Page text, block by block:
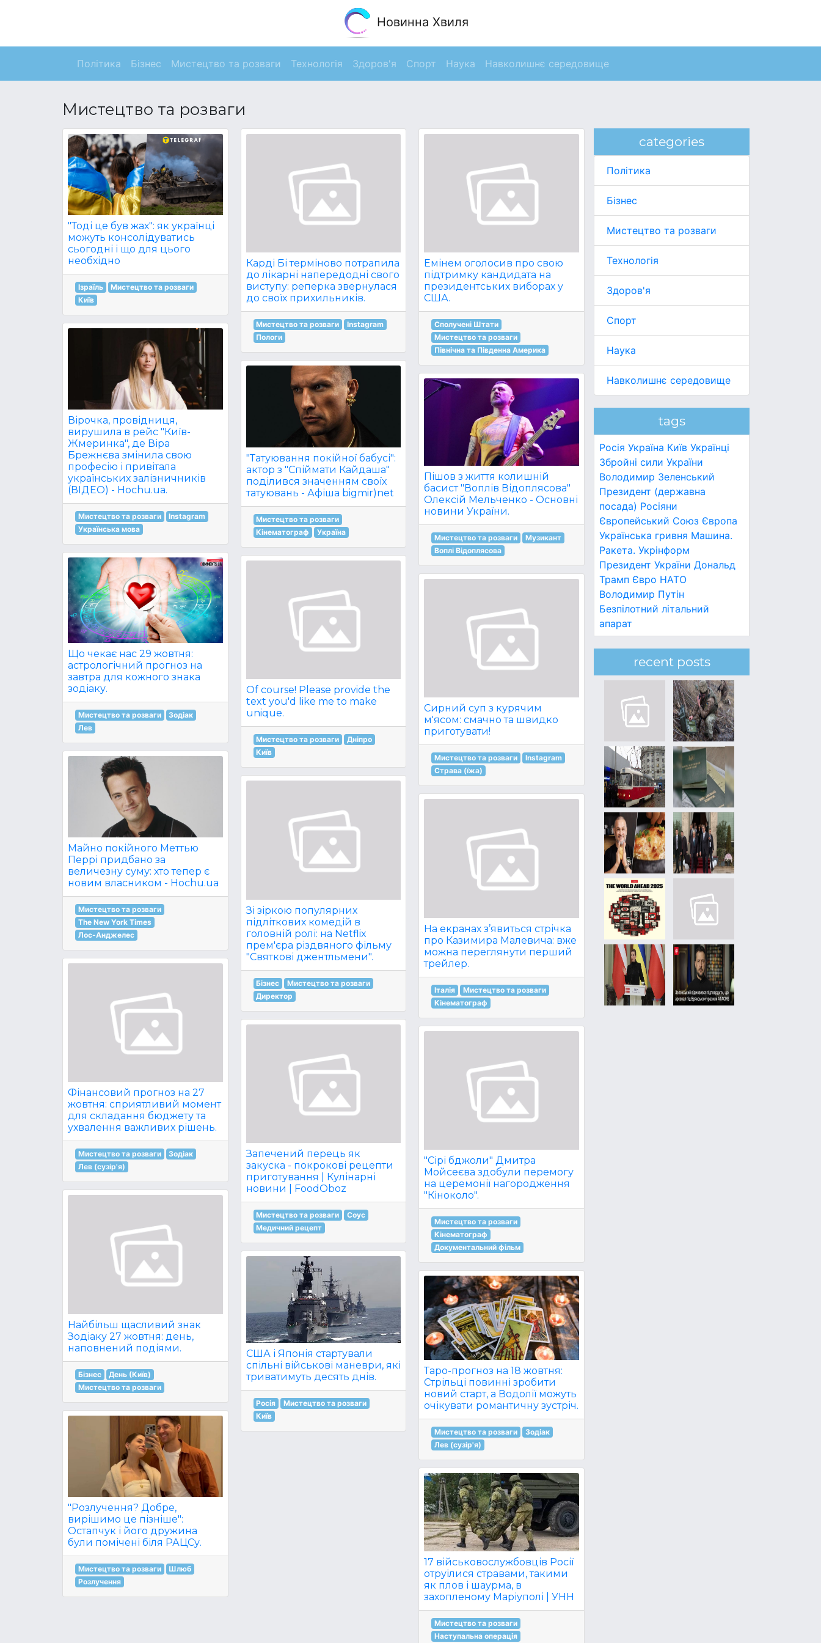
Новинна Хвиля
Політика Бізнес Мистецтво та розваги Технологія Здоров'я Спорт Наука Навколишнє середовище
Мистецтво та розваги
"Тоді це був жах": як українці
можуть консолідуватись
сьогодні і що для цього
необхідно
Ізраїль
Мистецтво та розваги
Київ
Вірочка, провідниця,
вирушила в рейс "Київ-
Жмеринка", де Віра
Брежнєва змінила свою
професію і привітала
українських залізничників
(ВІДЕО) - Hochu.ua.
Мистецтво та розваги
Instagram
Українська мова
Що чекає нас 29 жовтня:
астрологічний прогноз на
завтра для кожного знака
зодіаку.
Мистецтво та розваги
Зодіак
Лев
Майно покійного Меттью
Перрі придбано за
величезну суму: хто тепер є
новим власником - Hochu.ua
Мистецтво та розваги
The New York Times
Лос-Анджелес
Фінансовий прогноз на 27
жовтня: сприятливий момент
для складання бюджету та
ухвалення важливих рішень.
Мистецтво та розваги
Зодіак
Лев (сузір'я)
Найбільш щасливий знак
Зодіаку 27 жовтня: день,
наповнений подіями.
Бізнес
День (Київ)
Мистецтво та розваги
"Розлучення? Добре,
вирішимо це пізніше":
Остапчук і його дружина
були помічені біля РАЦСу.
Мистецтво та розваги
Шлюб
Розлучення
Карді Бі терміново потрапила
до лікарні напередодні свого
виступу: реперка звернулася
до своїх прихильників.
Мистецтво та розваги
Instagram
Пологи
"Татуювання покійної бабусі":
актор з "Спіймати Кайдаша"
поділився значенням своїх
татуювань - Афіша bigmir)net
Мистецтво та розваги
Кінематограф
Україна
Of course! Please provide the
text you'd like me to make
unique.
Мистецтво та розваги
Дніпро
Київ
Зі зіркою популярних
підліткових комедій в
головній ролі: на Netflix
прем'єра різдвяного фільму
"Святкові джентльмени".
Бізнес
Мистецтво та розваги
Директор
Запечений перець як
закуска - покрокові рецепти
приготування | Кулінарні
новини | FoodOboz
Мистецтво та розваги
Соус
Медичний рецепт
США і Японія стартували
спільні військові маневри, які
триватимуть десять днів.
Росія
Мистецтво та розваги
Київ
Емінем оголосив про свою
підтримку кандидата на
президентських виборах у
США.
Сполучені Штати
Мистецтво та розваги
Північна та Південна Америка
Пішов з життя колишній
басист "Воплів Відоплясова"
Олексій Мельченко - Основні
новини України.
Мистецтво та розваги
Музикант
Воплі Відоплясова
Сирний суп з курячим
м'ясом: смачно та швидко
приготувати!
Мистецтво та розваги
Instagram
Страва (їжа)
На екранах з’явиться стрічка
про Казимира Малевича: вже
можна переглянути перший
трейлер.
Італія
Мистецтво та розваги
Кінематограф
"Сірі бджоли" Дмитра
Мойсеєва здобули перемогу
на церемонії нагородження
"Кіноколо".
Мистецтво та розваги
Кінематограф
Документальний фільм
Таро-прогноз на 18 жовтня:
Стрільці повинні зробити
новий старт, а Водолії можуть
очікувати романтичну зустріч.
Мистецтво та розваги
Зодіак
Лев (сузір'я)
17 військовослужбовців Росії
отруїлися стравами, такими
як плов і шаурма, в
захопленому Маріуполі | УНН
Мистецтво та розваги
Наступальна операція
categories
Політика
Бізнес
Мистецтво та розваги
Технологія
Здоров'я
Спорт
Наука
Навколишнє середовище
tags
Росія Україна Київ Українці
Збройні сили України
Володимир Зеленський
Президент (державна
посада) Росіяни
Європейський Союз Європа
Українська гривня Машина.
Ракета. Укрінформ
Президент України Дональд
Трамп Євро НАТО
Володимир Путін
Безпілотний літальний
апарат
recent posts